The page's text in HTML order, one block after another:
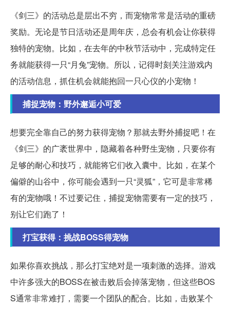
《剑三》的活动总是层出不穷，而宠物常常是活动的重磅
奖励。无论是节日活动还是周年庆，总会有机会让你获得
独特的宠物。比如，在去年的中秋节活动中，完成特定任
务就能获得一只“月兔”宠物。所以，记得时刻关注游戏内
的活动信息，抓住机会就能抱回一只心仪的小宠物！
捕捉宠物：野外邂逅小可爱
想要完全靠自己的努力获得宠物？那就去野外捕捉吧！在
《剑三》的广袤世界中，隐藏着各种野生宠物，只要你有
足够的耐心和技巧，就能将它们收入囊中。比如，在某个
偏僻的山谷中，你可能会遇到一只“灵狐”，它可是非常稀
有的宠物哦！不过要记住，捕捉宠物需要有一定的技巧，
别让它们跑了！
打宝获得：挑战BOSS得宠物
如果你喜欢挑战，那么打宝绝对是一项刺激的选择。游戏
中许多强大的BOSS在被击败后会掉落宠物，但这些BOS
S通常非常难打，需要一个团队的配合。比如，击败某个